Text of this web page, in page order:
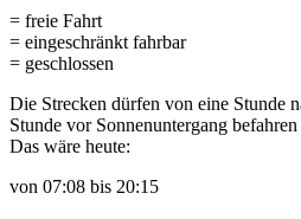
= freie Fahrt
= eingeschränkt fahrbar
= geschlossen
Die Strecken dürfen von eine Stunde
Stunde vor Sonnenuntergang
Das wäre heute:
von 07:08 bis 20:15